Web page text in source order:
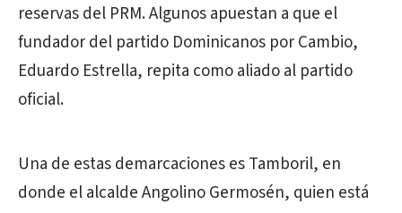
reservas del PRM. Algunos apuestan a que el
fundador del partido Dominicanos por Cambio,
Eduardo Estrella, repita como aliado al partido
oficial.
Una de estas demarcaciones es Tamboril, en
donde el alcalde Angolino Germosén, quien está